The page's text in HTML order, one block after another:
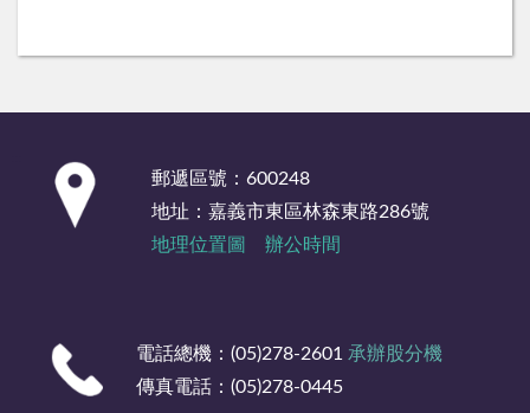
郵遞區號：600248
地址：嘉義市東區林森東路286號
地理位置圖
辦公時間
電話總機：(05)278-2601 承辦股分機
傳真電話：(05)278-0445